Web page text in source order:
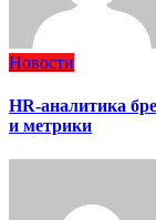
Новости
HR-аналитика
и метрики